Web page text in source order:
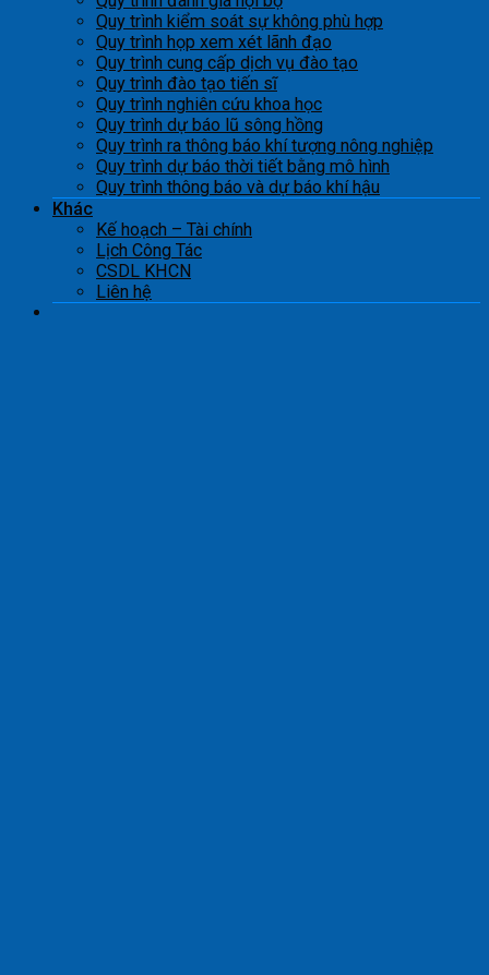
Quy trình kiểm soát sự không phù hợp
Quy trình họp xem xét lãnh đạo
Quy trình cung cấp dịch vụ đào tạo
Quy trình đào tạo tiến sĩ
Quy trình nghiên cứu khoa học
Quy trình dự báo lũ sông hồng
Quy trình ra thông báo khí tượng nông nghiệp
Quy trình dự báo thời tiết bằng mô hình
Quy trình thông báo và dự báo khí hậu
Khác
Kế hoạch – Tài chính
Lịch Công Tác
CSDL KHCN
Liên hệ